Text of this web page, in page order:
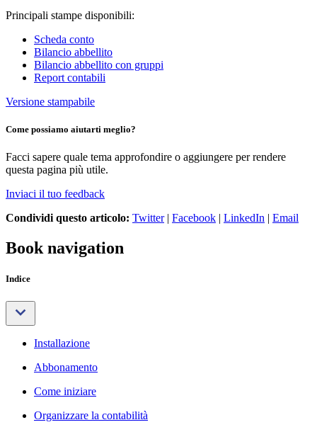
Principali stampe disponibili:
Scheda conto
Bilancio abbellito
Bilancio abbellito con gruppi
Report contabili
Versione stampabile
Come possiamo aiutarti meglio?
Facci sapere quale tema approfondire o aggiungere per rendere
questa pagina più utile.
Inviaci il tuo feedback
Condividi questo articolo: Twitter| Facebook | LinkedIn | Email
Book navigation
Indice
Installazione
Abbonamento
Come iniziare
Organizzare la contabilità